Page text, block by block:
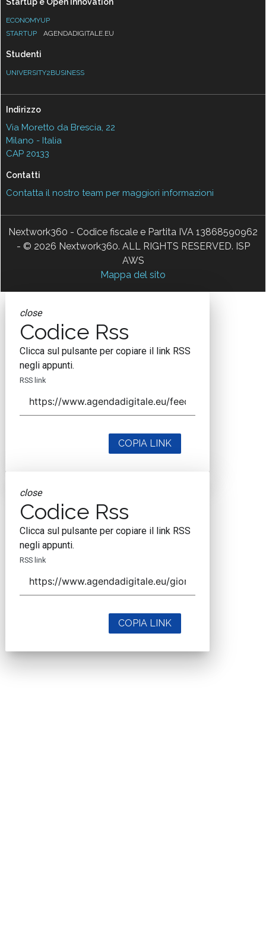
Startup e Open Innovation
ECONOMYUP
STARTUP
AGENDADIGITALE.EU
Studenti
UNIVERSITY2BUSINESS
Indirizzo
Via Moretto da Brescia, 22
Milano - Italia
CAP 20133
Contatti
Contatta il nostro team per maggiori informazioni
Nextwork360 - Codice fiscale e Partita IVA 13868590962
- © 2026 Nextwork360. ALL RIGHTS RESERVED. ISP
AWS
Mappa del sito
close
Codice Rss
Clicca sul pulsante per copiare il link RSS
negli appunti.
RSS link
COPIA LINK
close
Codice Rss
Clicca sul pulsante per copiare il link RSS
negli appunti.
RSS link
COPIA LINK